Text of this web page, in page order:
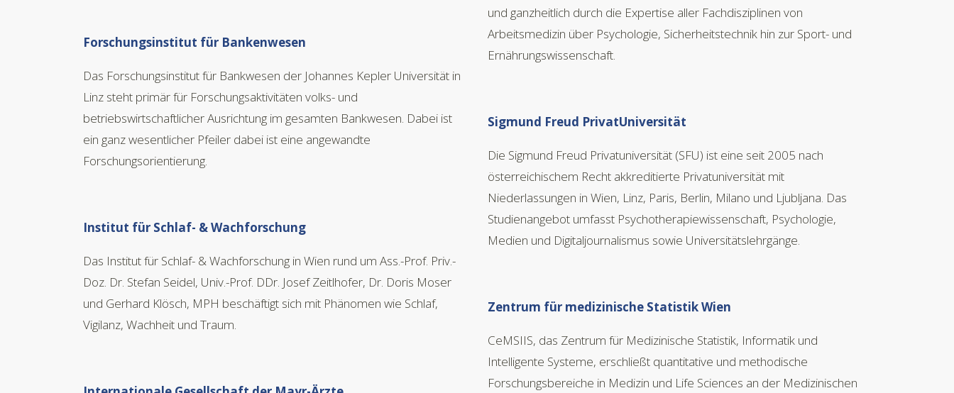
Forschungsinstitut für Bankenwesen
Das Forschungsinstitut für Bankwesen der Johannes Kepler Universität in
Linz steht primär für Forschungsaktivitäten volks- und
betriebswirtschaftlicher Ausrichtung im gesamten Bankwesen. Dabei ist
ein ganz wesentlicher Pfeiler dabei ist eine angewandte
Forschungsorientierung.
Institut für Schlaf- & Wachforschung
Das Institut für Schlaf- & Wachforschung in Wien rund um Ass.-Prof. Priv.-
Doz. Dr. Stefan Seidel, Univ.-Prof. DDr. Josef Zeitlhofer, Dr. Doris Moser
und Gerhard Klösch, MPH beschäftigt sich mit Phänomen wie Schlaf,
Vigilanz, Wachheit und Traum.
und ganzheitlich durch die Expertise aller Fachdisziplinen von
Arbeitsmedizin über Psychologie, Sicherheitstechnik hin zur Sport- und
Ernährungswissenschaft.
Sigmund Freud PrivatUniversität
Die Sigmund Freud Privatuniversität (SFU) ist eine seit 2005 nach
österreichischem Recht akkreditierte Privatuniversität mit
Niederlassungen in Wien, Linz, Paris, Berlin, Milano und Ljubljana. Das
Studienangebot umfasst Psychotherapiewissenschaft, Psychologie,
Medien und Digitaljournalismus sowie Universitätslehrgänge.
Zentrum für medizinische Statistik Wien
CeMSIIS, das Zentrum für Medizinische Statistik, Informatik und
Intelligente Systeme, erschließt quantitative und methodische
Forschungsbereiche in Medizin und Life Sciences an der Medizinischen